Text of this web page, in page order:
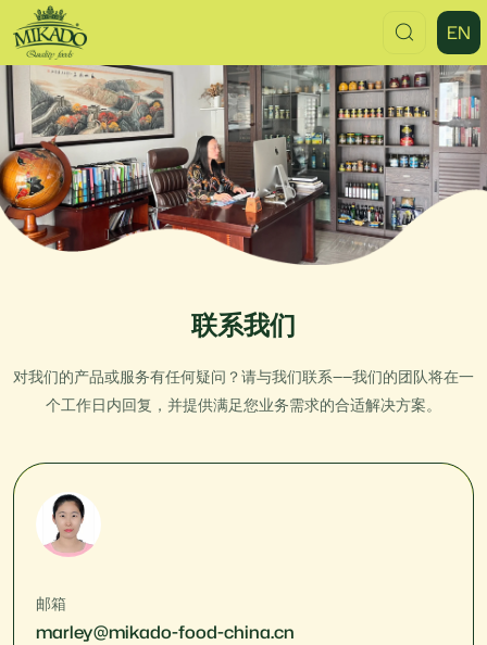
EN
Contact
Mikado
Food
China
联系我们
对我们的产品或服务有任何疑问？请与我们联系——我们的团队将在一
个工作日内回复，并提供满足您业务需求的合适解决方案。
邮箱
marley@mikado-food-china.cn